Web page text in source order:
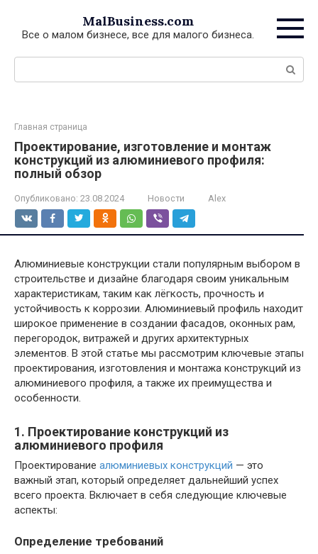
контенту
MalBusiness.com
Все о малом бизнесе, все для малого бизнеса.
Поиск:
Главная страница
Проектирование, изготовление и монтаж
конструкций из алюминиевого профиля:
полный обзор
Опубликовано: 23.08.2024 Новости Alex
Алюминиевые конструкции стали популярным выбором в
строительстве и дизайне благодаря своим уникальным
характеристикам, таким как лёгкость, прочность и
устойчивость к коррозии. Алюминиевый профиль находит
широкое применение в создании фасадов, оконных рам,
перегородок, витражей и других архитектурных
элементов. В этой статье мы рассмотрим ключевые этапы
проектирования, изготовления и монтажа конструкций из
алюминиевого профиля, а также их преимущества и
особенности.
1. Проектирование конструкций из
алюминиевого профиля
Проектирование алюминиевых конструкций — это
важный этап, который определяет дальнейший успех
всего проекта. Включает в себя следующие ключевые
аспекты:
Определение требований